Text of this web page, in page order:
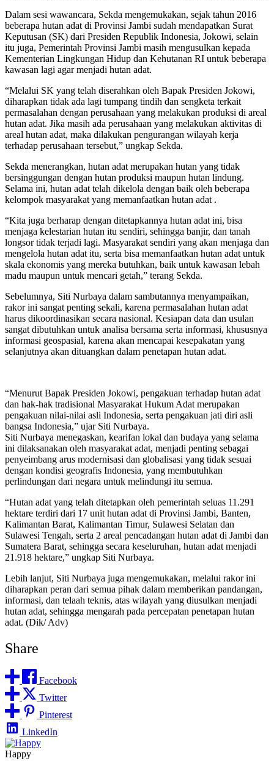
Dalam sesi wawancara, Sekda mengemukakan, sejak tahun 2016
beberapa hutan adat di Provinsi Jambi sudah mendapatkan Surat
Keputusan (SK) dari Presiden Republik Indonesia, Jokowi, selain
itu juga, Pemerintah Provinsi Jambi masih mengusulkan kepada
Kementerian Lingkungan Hidup dan Kehutanan RI untuk beberapa
kawasan lagi agar menjadi hutan adat.
“Melalui SK yang telah diserahkan oleh Bapak Presiden Jokowi,
diharapkan tidak ada lagi tumpang tindih dan sengketa terkait
permasalahan dengan perusahaan yang melakukan produksi di areal
hutan adat. Jika masih ada perusahaan yang melakukan aktivitas di
areal hutan adat, maka dilakukan pengurangan wilayah kerja
terhadap perusahaan tersebut,” ungkap Sekda.
Sekda menerangkan, hutan adat merupakan hutan yang tidak
bersinggungan dengan hutan produksi maupun hutan lindung.
Selama ini, hutan adat telah dikelola dengan baik oleh beberapa
kelompok masyarakat yang memanfaatkan hutan adat .
“Kita juga berharap dengan ditetapkannya hutan adat ini, bisa
menjaga kelestarian hutan itu sendiri, sehingga banjir, dan tanah
longsor tidak terjadi lagi. Masyarakat sendiri yang akan menjaga dan
mengelola hutan adat itu, serta bisa memanfaatkan hutan adat untuk
skala ekonomis yang mereka butuhkan, baik untuk kawasan lebah
madu maupun untuk mencari getah,” terang Sekda.
Sebelumnya, Siti Nurbaya dalam sambutannya menyampaikan,
rakor ini sangat penting sekali, karena permasalahan hutan adat
harus dikoordinasikan secara nasional. Kesiapan data dan usulan
sangat dibutuhkan untuk analisa bersama serta informasi, khususnya
informasi geospasial, karena akan mencapai kesepakatan yang
selanjutnya akan dituangkan dalam penetapan hutan adat.
“Menurut Bapak Presiden Jokowi, pengakuan terhadap hutan adat
dan hak-hak tradisional Masyarakat Hukum Adat merupakan
pengakuan nilai-nilai asli Indonesia, serta pengakuan jati diri asli
bangsa Indonesia,” ujar Siti Nurbaya.
Siti Nurbaya menegaskan, kearifan lokal dan budaya yang selama
ini dilaksanakan oleh masyarakat adat, menjadi penting sebagai
penyeimbang arus modernisasi dan globalisasi yang tidak sesuai
dengan kondisi geografis Indonesia, yang membutuhkan
perlindungan dari negara untuk melindungi itu semua.
“Hutan adat yang telah ditetapkan oleh pemerintah seluas 11.291
hektare terdiri dari 17 unit hutan adat di Provinsi Jambi, Banten,
Kalimantan Barat, Kalimantan Timur, Sulawesi Selatan dan
Sulawesi Tengah, serta 2 areal pencadangan hutan adat di Jambi dan
Sumatera Barat, sehingga secara keseluruhan, hutan adat menjadi
21.918 hektare,” ungkap Siti Nurbaya.
Lebih lanjut, Siti Nurbaya juga mengemukakan, melalui rakor ini
diharapkan peran dari semua pihak dalam memberikan pandangan,
informasi, dan telaah teknis, atas wilayah yang diusulkan menjadi
hutan adat, sehingga mengarah pada percepatan penetapan hutan
adat. (Dik/ Adv)
Share
Facebook
Twitter
Pinterest
LinkedIn
Happy